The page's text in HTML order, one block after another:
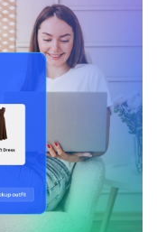
und unserem